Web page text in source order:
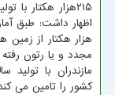
مجدد و یا رتون
کشور را تامین می